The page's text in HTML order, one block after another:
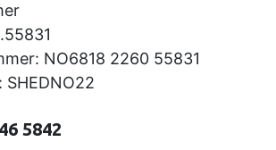
NO6818 2260 55831
5842